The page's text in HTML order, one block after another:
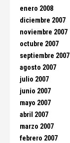
enero 2008
diciembre 2007
noviembre 2007
octubre 2007
septiembre 2007
agosto 2007
julio 2007
junio 2007
mayo 2007
abril 2007
marzo 2007
febrero 2007